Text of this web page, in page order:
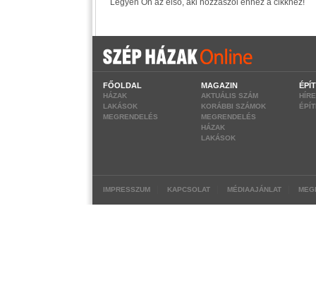
FŐOLDAL
HÁZAK
LAKÁSOK
MEGRENDELÉS
MAGAZIN
AKTUÁLIS SZÁM
KORÁBBI SZÁMOK
MEGRENDELÉS
HÁZAK
LAKÁSOK
IMPRESSZUM KAPCSOLAT MÉDIAAJÁNLAT